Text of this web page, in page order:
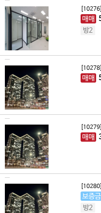
[10276]
매매
방2
[10278]
매매
[10279]
매매
[10280]
보증금
방2